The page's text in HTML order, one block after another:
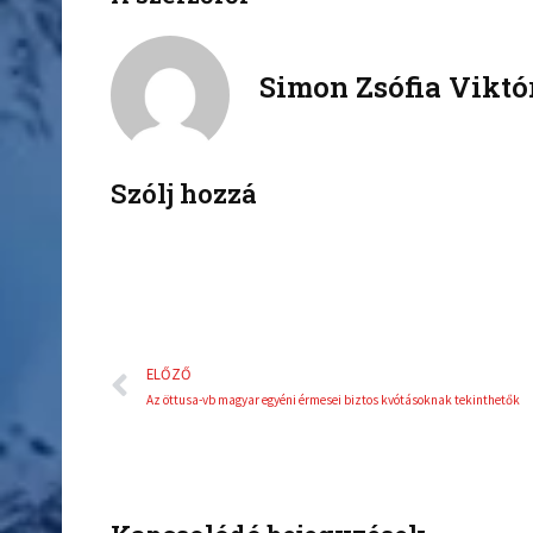
b
t
t
Simon Zsófia
Szólj hozzá
Előző
ELŐZŐ
Az öttusa-vb magyar egyéni érmesei biztos kvótásoknak tekinthetők